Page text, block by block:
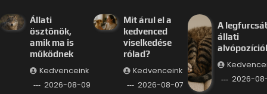
Állati
ösztönök,
amik ma is
működnek
Kedvenceink
2026-08-09
Mit árul el a
kedvenced
viselkedése
rólad?
Kedvenceink
2026-08-07
A
állati
2026-